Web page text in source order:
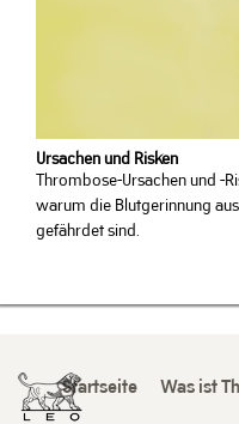
Ursachen und Risken
Thrombose-Ursachen und -
warum die Blutgerinnung
gefährdet sind.
Startseite Was ist